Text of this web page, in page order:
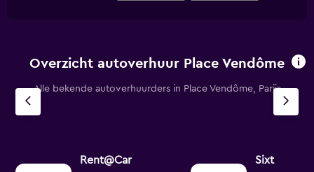
Overzicht autoverhuur Place Vendôme
Alle bekende autoverhuurders in Place Vendôme, Parijs
Rent@Car Sixt